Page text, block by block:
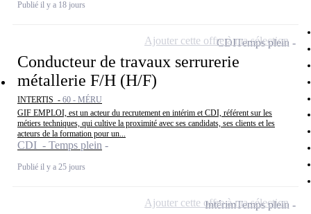
Publié il y a 18 jours
Conducteur de travaux serrurerie
métallerie F/H (H/F)
INTERTIS - 60 - MÉRU
GIF EMPLOI, est un acteur du recrutement en intérim et CDI, référent sur les
métiers techniques, qui cultive la proximité avec ses candidats, ses clients et les
acteurs de la formation pour un...
CDI - Temps plein
Publié il y a 25 jours
CDITemps plein
Ajouter cette offre à ma sélection
IntérimTemps plein
Ajouter cette offre à ma sélection